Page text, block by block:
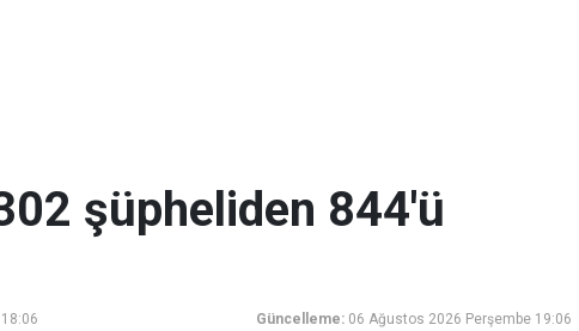
şüpheliden 844'ü
Güncelleme: 06 Ağustos 2026 Perşembe 19:06